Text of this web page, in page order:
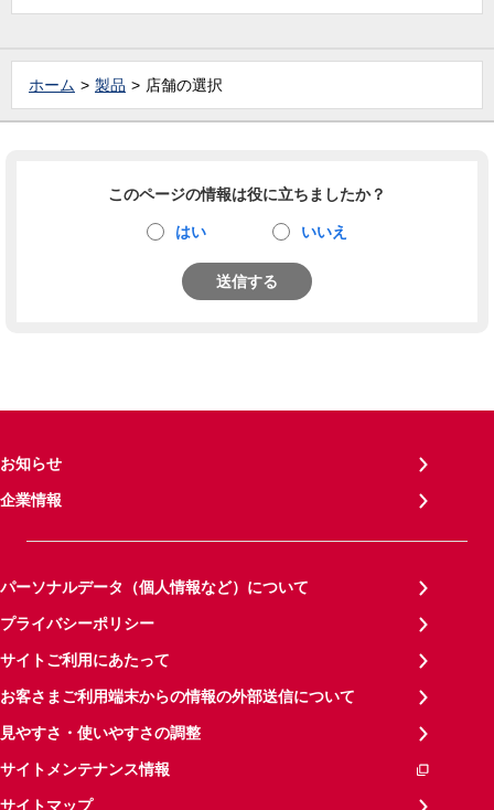
ホーム 製品 店舗の選択
このページの情報は役に立ちましたか？
はい いいえ
送信する
お知らせ
企業情報
パーソナルデータ（個人情報など）について
プライバシーポリシー
サイトご利用にあたって
お客さまご利用端末からの情報の外部送信について
見やすさ・使いやすさの調整
サイトメンテナンス情報
サイトマップ